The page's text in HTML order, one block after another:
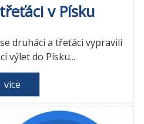
v Písku
druháci a třeťáci vypravili
výlet do Písku...
více